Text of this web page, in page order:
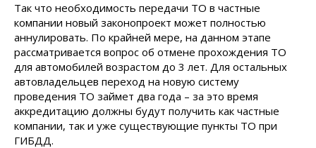
Так что необходимость передачи ТО в частные
компании новый законопроект может полностью
аннулировать. По крайней мере, на данном этапе
рассматривается вопрос об отмене прохождения ТО
для автомобилей возрастом до 3 лет. Для остальных
автовладельцев переход на новую систему
проведения ТО займет два года – за это время
аккредитацию должны будут получить как частные
компании, так и уже существующие пункты ТО при
ГИБДД.